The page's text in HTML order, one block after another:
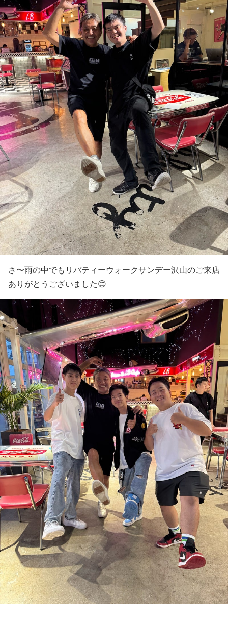
さ〜雨の中でもリバティーウォークサンデー沢山のご来店
ありがとうございました😊